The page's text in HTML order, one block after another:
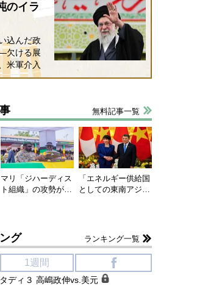
い「極東
る日米韓安
ホルムズ海峡危機で加速したエ
ネルギー転換が「中国依存」に
行き着くリスク
小山堅
のイラ
込んだ政
欠ける展
米軍介入
無料記事一覧
マリ「ジハーディス
ト組織」の攻勢が…
「エネルギー供給国
としての東南アジ…
グ ランキング一覧
1週間
ディ３ 高嶋政伸vs.美元